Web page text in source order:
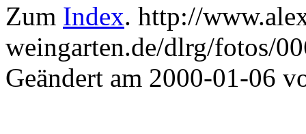
Zum Index. http://
weingarten.de/dlrg/fotos/
Geändert am 2000-01-06